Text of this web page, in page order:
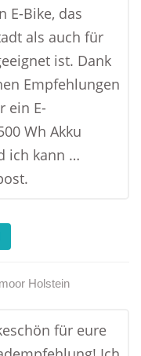
E-Bike, das
als auch für
ist. Dank
Empfehlungen
ein E-
Wh Akku
ich kann …
Holstein
für eure